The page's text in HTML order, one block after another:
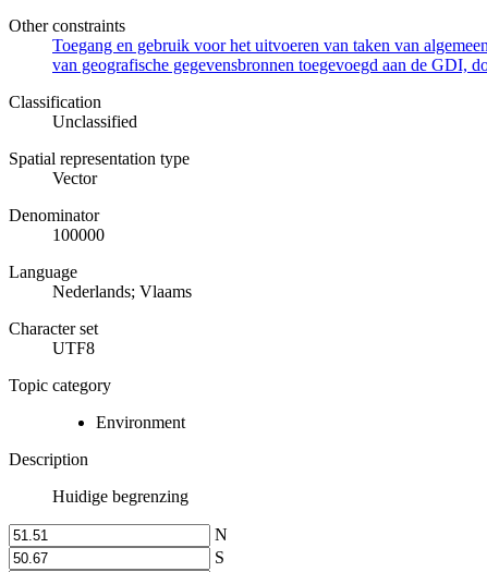
Other constraints
Toegang en gebruik voor het uitvoeren van taken van
van geografische gegevensbronnen toegevoegd aan de GDI,
Classification
Unclassified
Spatial representation type
Vector
Denominator
100000
Language
Nederlands; Vlaams
Character set
UTF8
Topic category
Environment
Description
Huidige begrenzing
N
S